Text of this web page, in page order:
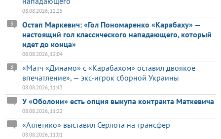
08.08.2026, 12:25
Остап Маркевич: «Гол Пономаренко «Карабаху» —
настоящий гол классического нападающего, который
идет до конца»
3
08.08.2026, 12:04
«Матч «Динамо» с «Карабахом» оставил двоякое
впечатление», — экс-игрок сборной Украины
3
08.08.2026, 11:43
У «Оболони» есть опция выкупа контракта Маткевича
08.08.2026, 11:22
«Атлетико» выставил Серлота на трансфер
08.08.2026, 11:01